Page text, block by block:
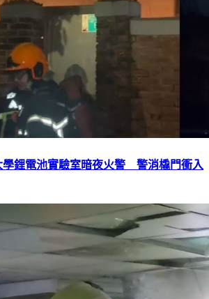
學鋰電池實驗室暗夜火警 警消橇門衝入